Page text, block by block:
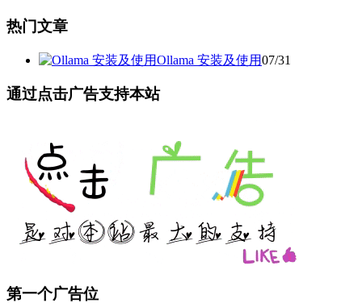
热门文章
Ollama 安装及使用07/31
通过点击广告支持本站
第一个广告位